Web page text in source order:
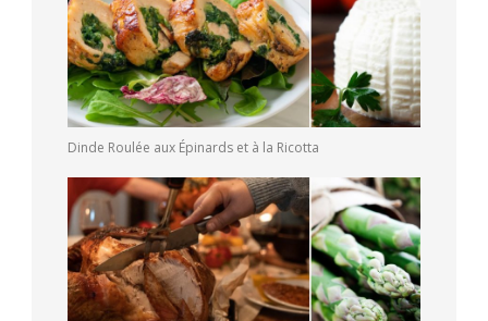
Dinde Roulée aux Épinards et à la Ricotta